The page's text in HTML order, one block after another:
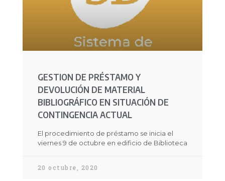
GESTION DE PRÉSTAMO Y
DEVOLUCIÓN DE MATERIAL
BIBLIOGRÁFICO EN SITUACIÓN DE
CONTINGENCIA ACTUAL
El procedimiento de préstamo se inicia el
viernes 9 de octubre en edificio de Biblioteca
20 octubre, 2020